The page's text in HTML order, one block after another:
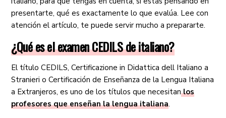
presentarte, qué es exactamente lo que evalúa. Lee con
atención el artículo, te puede servir mucho a prepararte.
¿Qué es el examen CEDILS de italiano?
El título CEDILS, Certificazione in Didattica dell Italiano a
Stranieri o Certificación de Enseñanza de la Lengua Italiana
a Extranjeros, es uno de los títulos que necesitanlos
profesores que enseñan la lengua italiana.